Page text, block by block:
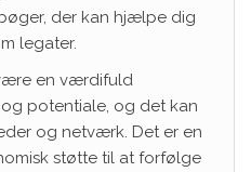
der kan hjælpe dig
legater.
en værdifuld
potentiale, og det kan
og netværk. Det er en
støtte til at forfølge